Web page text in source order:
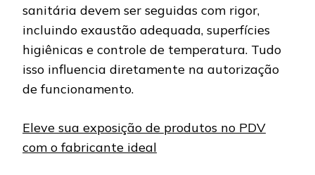
sanitária devem ser seguidas com rigor,
incluindo exaustão adequada, superfícies
higiênicas e controle de temperatura. Tudo
isso influencia diretamente na autorização
de funcionamento.
Eleve sua exposição de produtos no PDV
com o fabricante ideal